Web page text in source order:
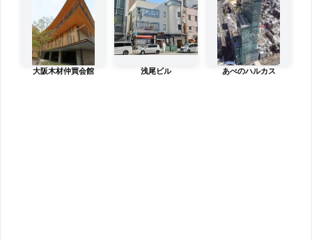
大阪木材仲買会館 浅尾ビル あべのハルカス